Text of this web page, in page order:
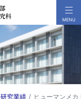
研究業績 ヒューマンメ